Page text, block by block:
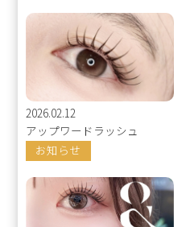
2026.02.12
アップワードラッシュ
お知らせ